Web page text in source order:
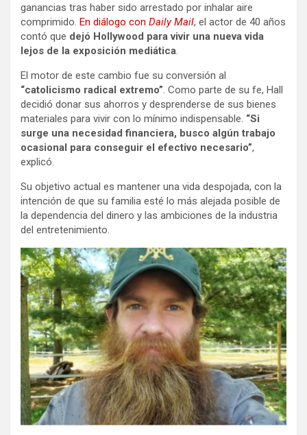
ganancias tras haber sido arrestado por inhalar aire
comprimido. En diálogo con Daily Mail, el actor de 40 años
contó que dejó Hollywood para vivir una nueva vida
lejos de la exposición mediática.
El motor de este cambio fue su conversión al
“catolicismo radical extremo”. Como parte de su fe, Hall
decidió donar sus ahorros y desprenderse de sus bienes
materiales para vivir con lo mínimo indispensable. “Si
surge una necesidad financiera, busco algún trabajo
ocasional para conseguir el efectivo necesario”,
explicó.
Su objetivo actual es mantener una vida despojada, con la
intención de que su familia esté lo más alejada posible de
la dependencia del dinero y las ambiciones de la industria
del entretenimiento.